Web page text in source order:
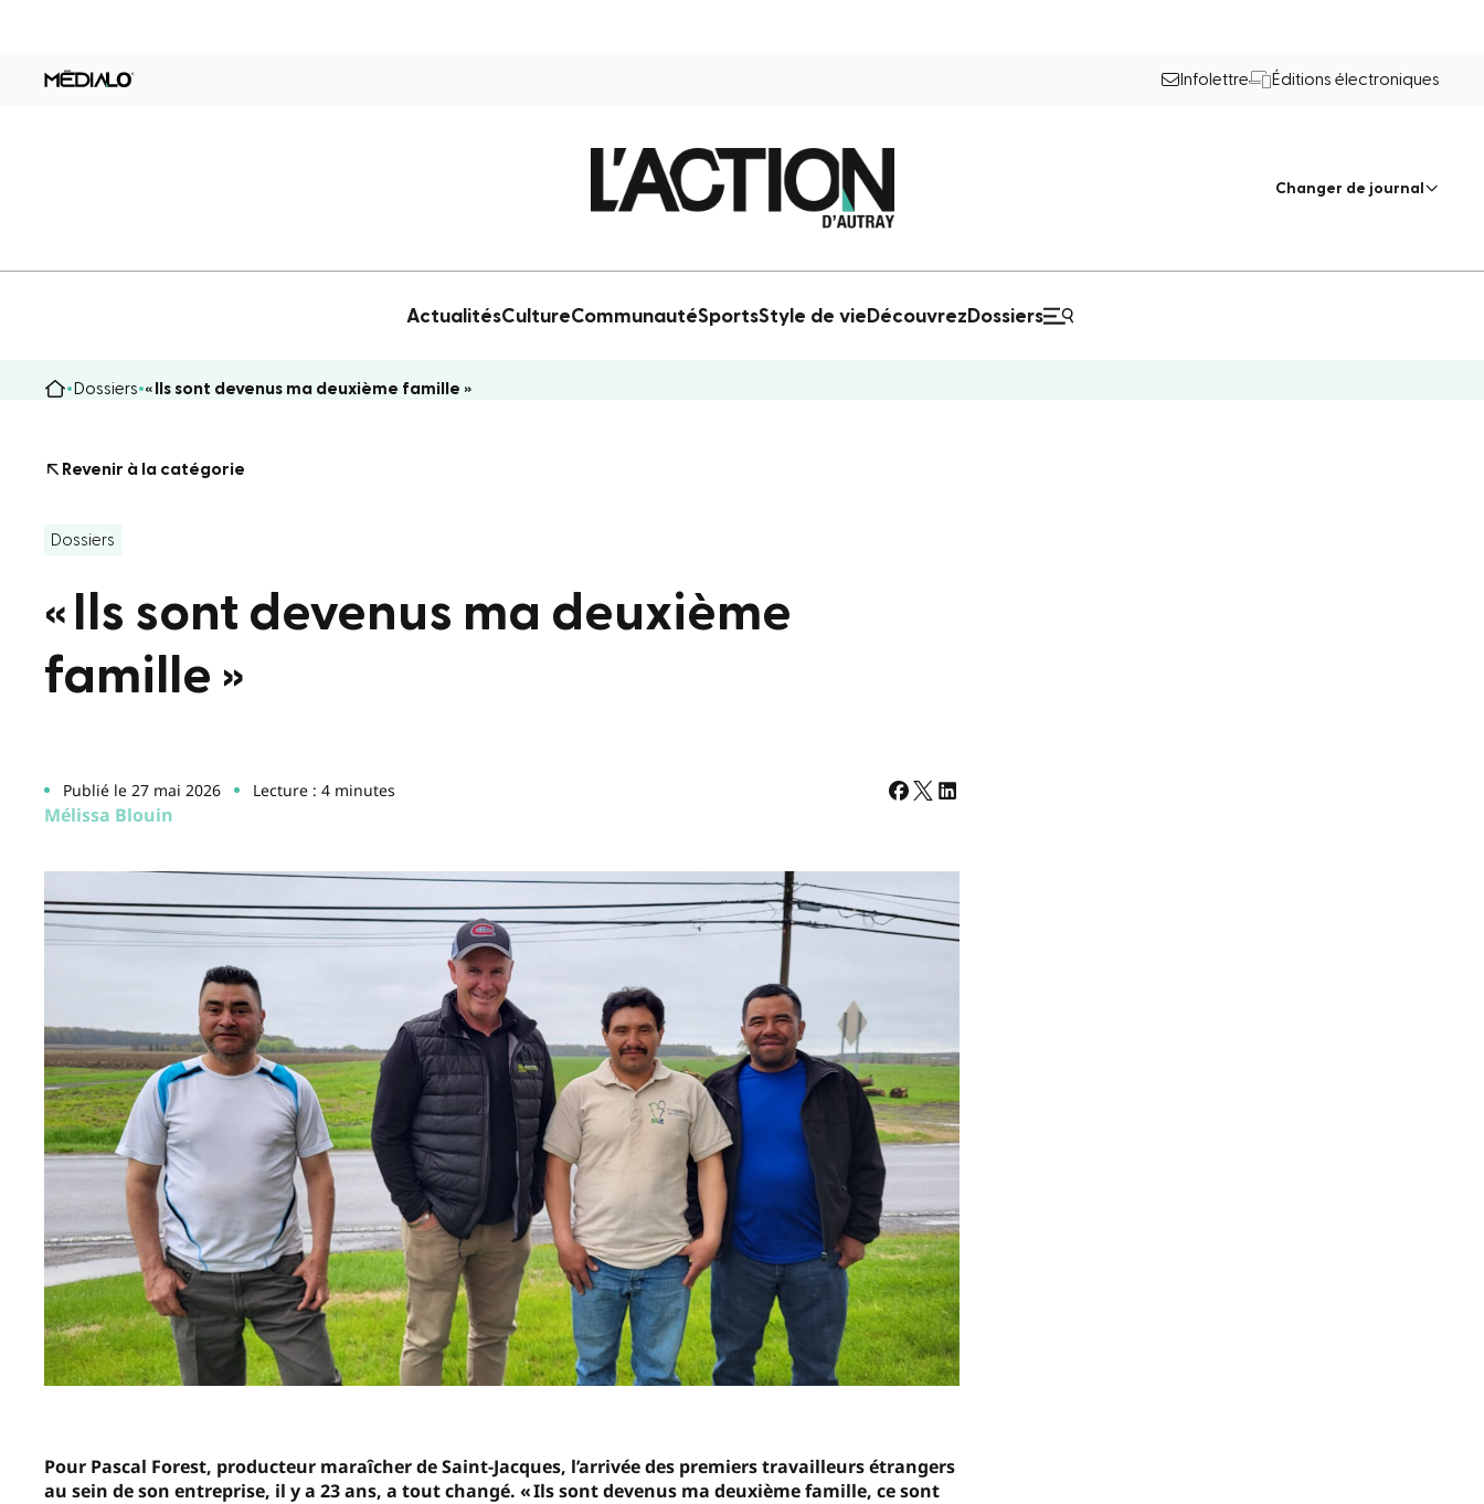
Infolettre Éditions électroniques
Changer de journal
ActualitésCultureCommunautéSportsStyle de vie Découvrez Dossiers
Dossiers « Ils sont devenus ma deuxième famille »
Revenir à la catégorie
Dossiers
« Ils sont devenus ma deuxième
famille »
Publié le 27 mai 2026 Lecture : 4 minutes
Mélissa Blouin
Pour Pascal Forest, producteur maraîcher de Saint-Jacques, l’arrivée des premiers travailleurs étrangers
au sein de son entreprise, il y a 23 ans, a tout changé. « Ils sont devenus ma deuxième famille, ce sont